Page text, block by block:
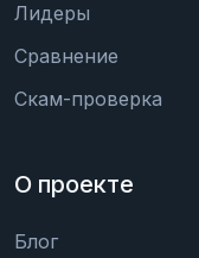
Лидеры
Сравнение
Скам-проверка
О проекте
Блог